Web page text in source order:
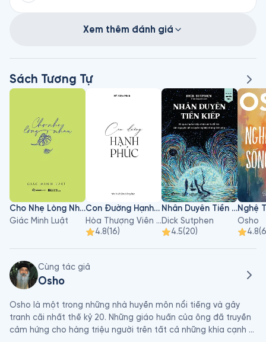
Xem thêm đánh giá
Sách Tương Tự
Cho Nhẹ Lòng Nhau
Giác Minh Luật
Con Đường Hạnh Phúc
Hòa Thượng Viên Minh
4.8(16)
Nhân Duyên Tiền Kiếp
Dick Sutphen
4.5(20)
Osho
4.8(
Cùng tác giả
Osho
Osho là một trong những nhà huyền môn nổi tiếng và gây
tranh cãi nhất thế kỷ 20. Những giáo huấn của ông đã truyền
cảm hứng cho hàng triệu người trên tất cả những khía cạnh